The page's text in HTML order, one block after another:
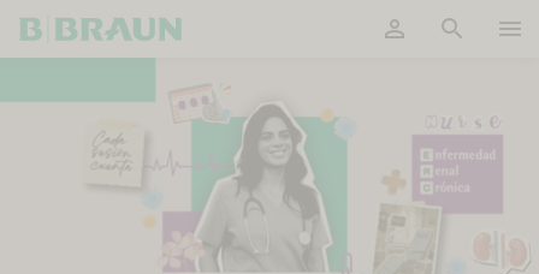
person search menu